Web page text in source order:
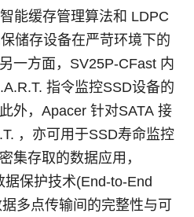
能缓存管理算法和 LDPC
储存设备在严苛环境下的
一方面， SV25P-CFast 内
指令监控SSD设备的
外， Apacer 针对SATA 接
，亦可用于SSD寿命监控
集存取的数据应用，
据保护技术(End-to-End
多点传输间的完整性与可